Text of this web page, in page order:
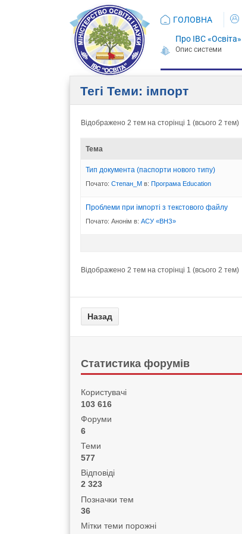
ГОЛОВНА
Про ІВС «Освіта»
Тегі Теми: імпорт
Відображено 2 тем на сторінці 1 (всього 2 тем)
Тема
Тип документа (паспорти нового типу)
Почато: Степан_М в: Програма Eduсation
Проблеми при імпорті з текстового файлу
Почато: Анонім в: АСУ «ВНЗ»
Відображено 2 тем на сторінці 1 (всього 2 тем)
Статистика форумів
Користувачі
103 616
Форуми
6
Теми
577
Відповіді
2 323
Позначки тем
36
Мітки теми порожні